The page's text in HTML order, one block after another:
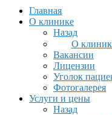
Главная
О клинике
Назад
О
Вакансии
Лицензии
Уголок
Фотогалерея
Услуги и цены
Назад